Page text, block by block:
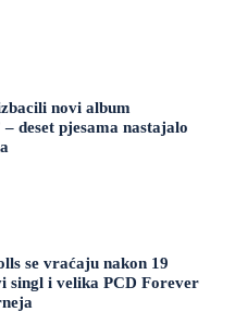
novi album
deset pjesama nastajalo
se vraćaju nakon 19
singl i velika PCD Forever